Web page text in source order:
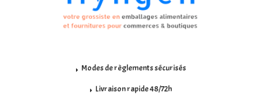
Modes de règlements sécurisés
Livraison rapide 48/72h